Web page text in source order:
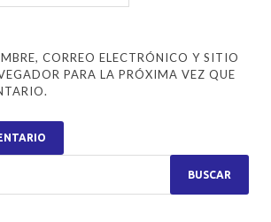
CORREO ELECTRÓNICO Y SITIO
PARA LA PRÓXIMA VEZ QUE